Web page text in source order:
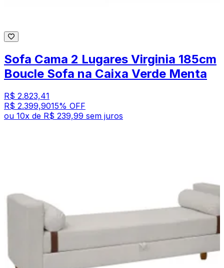
Sofa Cama 2 Lugares Virginia 185cm
Boucle Sofa na Caixa Verde Menta
R$ 2.823,41
R$ 2.399,9015% OFF
ou 10x de R$ 239,99 sem juros